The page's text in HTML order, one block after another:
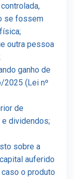
se fossem
outra pessoa
ganho de
2025 (Lei nº
de
dividendos;
sobre a
auferido
o produto